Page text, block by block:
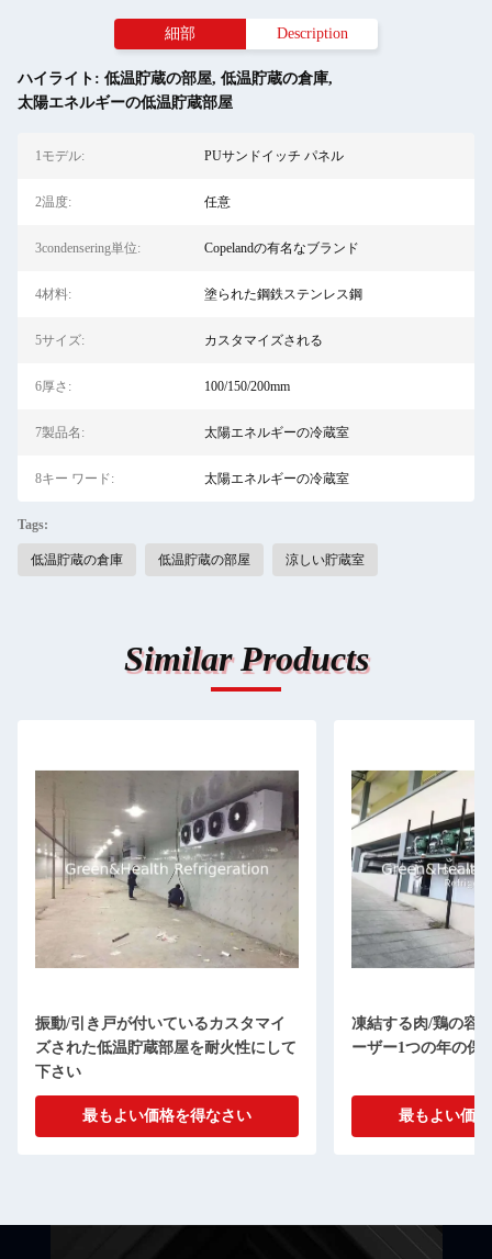
細部 Description
ハイライト: 低温貯蔵の部屋, 低温貯蔵の倉庫,
太陽エネルギーの低温貯蔵部屋
1モデル: PUサンドイッチ パネル
2温度: 任意
3condensering単位: Copelandの有名なブランド
4材料: 塗られた鋼鉄ステンレス鋼
5サイズ: カスタマイズされる
6厚さ: 100/150/200mm
7製品名: 太陽エネルギーの冷蔵室
8キー ワード: 太陽エネルギーの冷蔵室
Tags:
低温貯蔵の倉庫 低温貯蔵の部屋 涼しい貯蔵室
Similar Products
振動/引き戸が付いているカスタマイ
ズされた低温貯蔵部屋を耐火性にして
下さい
最もよい価格を得なさい
凍結する肉/鶏の容
ーザー1つの年の保
最もよい価